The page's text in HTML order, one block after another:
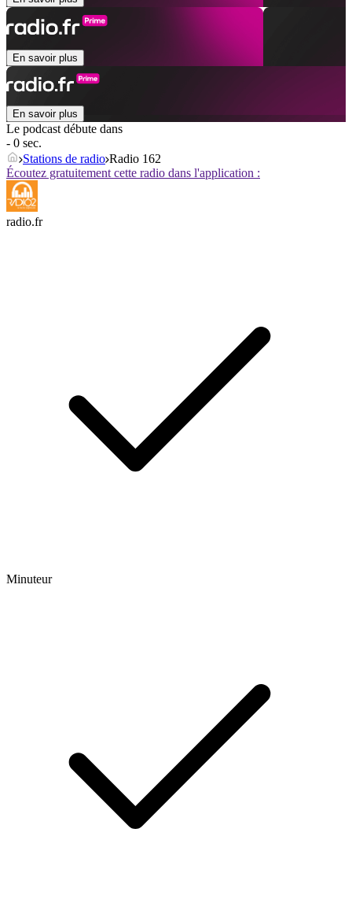
En savoir plus
En savoir plus
Le podcast débute dans
- 0 sec.
Stations de radio Radio 162
Écoutez gratuitement cette radio dans l'application :
radio.fr
Minuteur